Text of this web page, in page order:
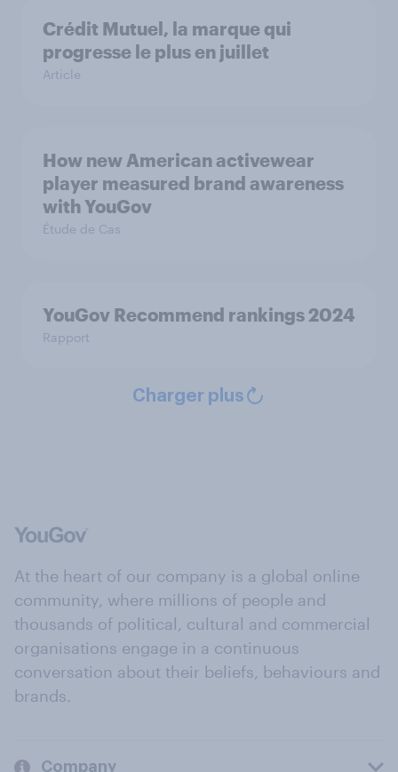
Crédit Mutuel, la marque qui
progresse le plus en juillet
Article
How new American activewear
player measured brand awareness
with YouGov
Étude de Cas
YouGov Recommend rankings 2024
Rapport
Charger plus
At the heart of our company is a global online
community, where millions of people and
thousands of political, cultural and commercial
organisations engage in a continuous
conversation about their beliefs, behaviours and
brands.
Company